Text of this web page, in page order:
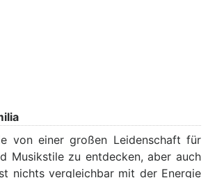
von einer großen Leidenschaft für
Musikstile zu entdecken, aber auch
nichts vergleichbar mit der Energie